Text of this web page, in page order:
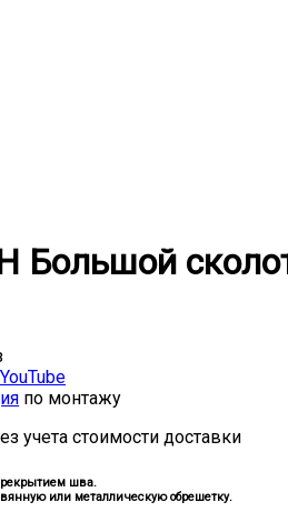
Большой
YouTube
по монтажу
учета стоимости доставки
шва.
или металлическую обрешетку.